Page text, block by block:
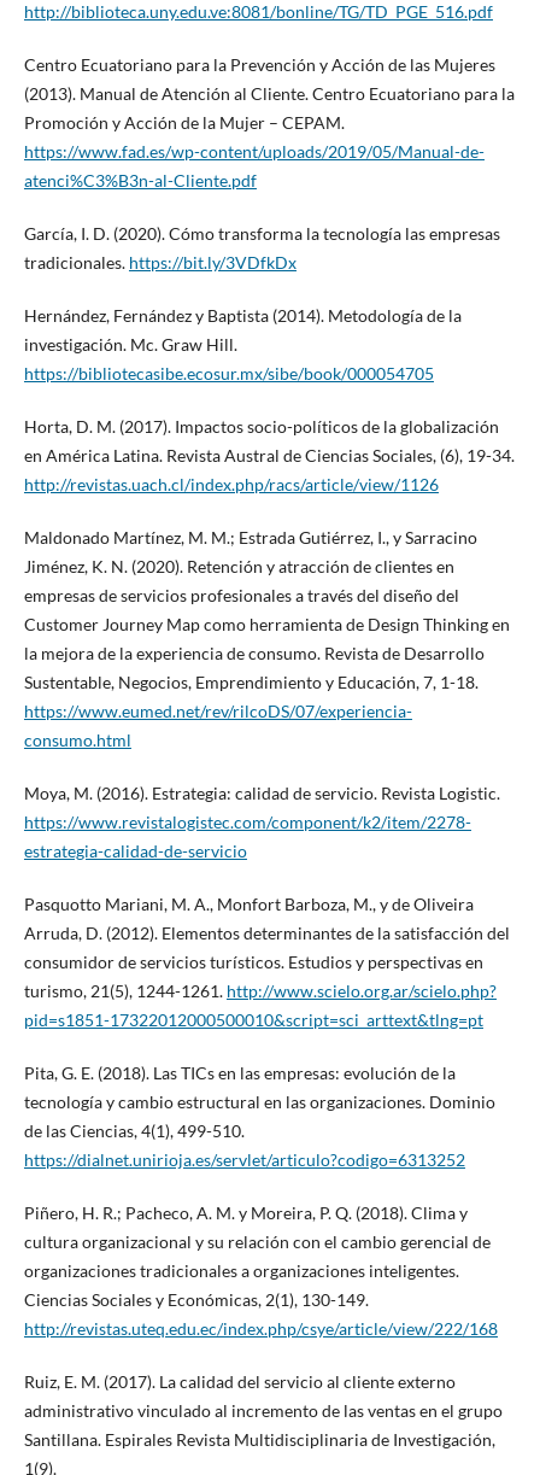
http://biblioteca.uny.edu.ve:8081/bonline/TG/TD_PGE_516.pdf
Centro Ecuatoriano para la Prevención y Acción de las Mujeres
(2013). Manual de Atención al Cliente. Centro Ecuatoriano para la
Promoción y Acción de la Mujer – CEPAM.
https://www.fad.es/wp-content/uploads/2019/05/Manual-de-
atenci%C3%B3n-al-Cliente.pdf
García, I. D. (2020). Cómo transforma la tecnología las empresas
tradicionales. https://bit.ly/3VDfkDx
Hernández, Fernández y Baptista (2014). Metodología de la
investigación. Mc. Graw Hill.
https://bibliotecasibe.ecosur.mx/sibe/book/000054705
Horta, D. M. (2017). Impactos socio-políticos de la globalización
en América Latina. Revista Austral de Ciencias Sociales, (6), 19-34.
http://revistas.uach.cl/index.php/racs/article/view/1126
Maldonado Martínez, M. M.; Estrada Gutiérrez, I., y Sarracino
Jiménez, K. N. (2020). Retención y atracción de clientes en
empresas de servicios profesionales a través del diseño del
Customer Journey Map como herramienta de Design Thinking en
la mejora de la experiencia de consumo. Revista de Desarrollo
Sustentable, Negocios, Emprendimiento y Educación, 7, 1-18.
https://www.eumed.net/rev/rilcoDS/07/experiencia-
consumo.html
Moya, M. (2016). Estrategia: calidad de servicio. Revista Logistic.
https://www.revistalogistec.com/component/k2/item/2278-
estrategia-calidad-de-servicio
Pasquotto Mariani, M. A., Monfort Barboza, M., y de Oliveira
Arruda, D. (2012). Elementos determinantes de la satisfacción del
consumidor de servicios turísticos. Estudios y perspectivas en
turismo, 21(5), 1244-1261. http://www.scielo.org.ar/scielo.php?
pid=s1851-17322012000500010&script=sci_arttext&tlng=pt
Pita, G. E. (2018). Las TICs en las empresas: evolución de la
tecnología y cambio estructural en las organizaciones. Dominio
de las Ciencias, 4(1), 499-510.
https://dialnet.unirioja.es/servlet/articulo?codigo=6313252
Piñero, H. R.; Pacheco, A. M. y Moreira, P. Q. (2018). Clima y
cultura organizacional y su relación con el cambio gerencial de
organizaciones tradicionales a organizaciones inteligentes.
Ciencias Sociales y Económicas, 2(1), 130-149.
http://revistas.uteq.edu.ec/index.php/csye/article/view/222/168
Ruiz, E. M. (2017). La calidad del servicio al cliente externo
administrativo vinculado al incremento de las ventas en el grupo
Santillana. Espirales Revista Multidisciplinaria de Investigación,
1(9).